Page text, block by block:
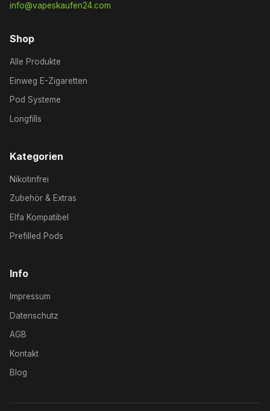
info@vapeskaufen24.com
Shop
Alle Produkte
Einweg E-Zigaretten
Pod Systeme
Longfills
Kategorien
Nikotinfrei
Zubehör & Extras
Elfa Kompatibel
Prefilled Pods
Info
Impressum
Datenschutz
AGB
Kontakt
Blog